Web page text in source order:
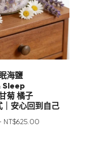
海鹽
Sleep
菊 橘子
安心回到自己
NT$625 00